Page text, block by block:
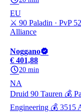
EU
⚔️ 90 Paladin · PvP
Alliance
Noggano
€ 401,88
20 min
NA
Druid 90 Tauren 💰
Engineering 💰 3515